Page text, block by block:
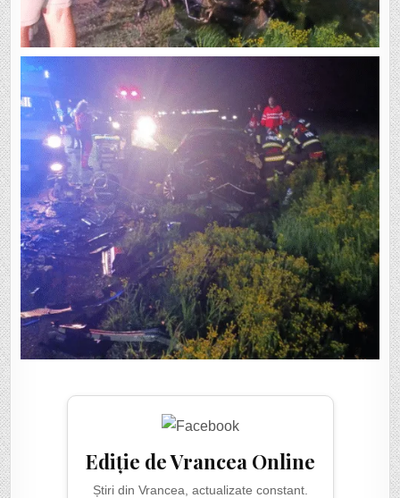
Ediție de Vrancea Online
Știri din Vrancea, actualizate constant.